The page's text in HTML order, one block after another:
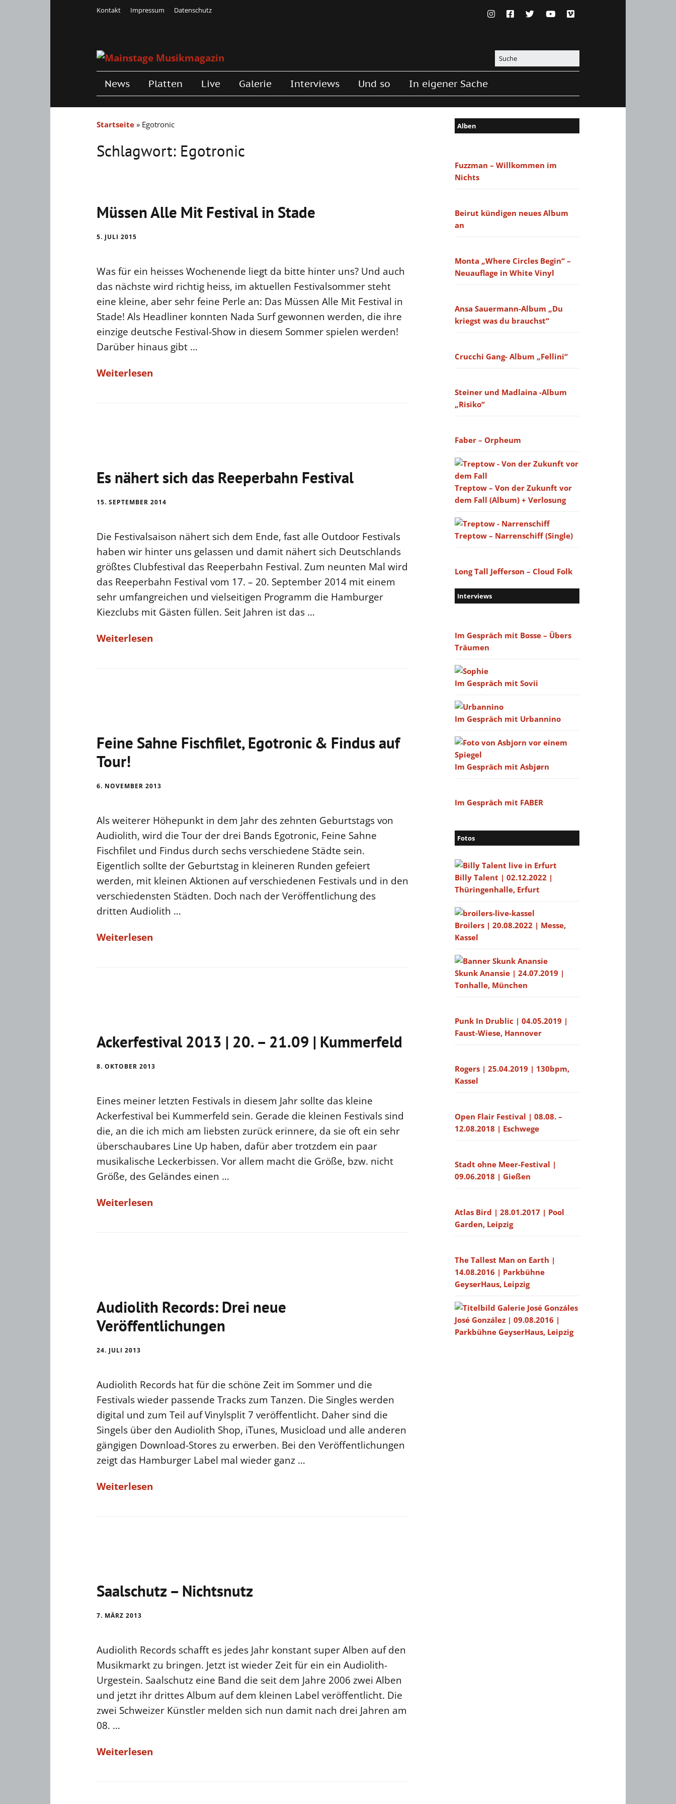
Kontakt Impressum Datenschutz
News Platten Live Galerie Interviews Und so In eigener Sache
Startseite » Egotronic
Schlagwort: Egotronic
Müssen Alle Mit Festival in Stade
5. JULI 2015
Was für ein heisses Wochenende liegt da bitte hinter uns? Und auch
das nächste wird richtig heiss, im aktuellen Festivalsommer steht
eine kleine, aber sehr feine Perle an: Das Müssen Alle Mit Festival in
Stade! Als Headliner konnten Nada Surf gewonnen werden, die ihre
einzige deutsche Festival-Show in diesem Sommer spielen werden!
Darüber hinaus gibt …
Weiterlesen
Es nähert sich das Reeperbahn Festival
15. SEPTEMBER 2014
Die Festivalsaison nähert sich dem Ende, fast alle Outdoor Festivals
haben wir hinter uns gelassen und damit nähert sich Deutschlands
größtes Clubfestival das Reeperbahn Festival. Zum neunten Mal wird
das Reeperbahn Festival vom 17. – 20. September 2014 mit einem
sehr umfangreichen und vielseitigen Programm die Hamburger
Kiezclubs mit Gästen füllen. Seit Jahren ist das …
Weiterlesen
Feine Sahne Fischfilet, Egotronic & Findus auf
Tour!
6. NOVEMBER 2013
Als weiterer Höhepunkt in dem Jahr des zehnten Geburtstags von
Audiolith, wird die Tour der drei Bands Egotronic, Feine Sahne
Fischfilet und Findus durch sechs verschiedene Städte sein.
Eigentlich sollte der Geburtstag in kleineren Runden gefeiert
werden, mit kleinen Aktionen auf verschiedenen Festivals und in den
verschiedensten Städten. Doch nach der Veröffentlichung des
dritten Audiolith …
Weiterlesen
Ackerfestival 2013 | 20. – 21.09 | Kummerfeld
8. OKTOBER 2013
Eines meiner letzten Festivals in diesem Jahr sollte das kleine
Ackerfestival bei Kummerfeld sein. Gerade die kleinen Festivals sind
die, an die ich mich am liebsten zurück erinnere, da sie oft ein sehr
überschaubares Line Up haben, dafür aber trotzdem ein paar
musikalische Leckerbissen. Vor allem macht die Größe, bzw. nicht
Größe, des Geländes einen …
Weiterlesen
Audiolith Records: Drei neue
Veröffentlichungen
24. JULI 2013
Audiolith Records hat für die schöne Zeit im Sommer und die
Festivals wieder passende Tracks zum Tanzen. Die Singles werden
digital und zum Teil auf Vinylsplit 7 veröffentlicht. Daher sind die
Singels über den Audiolith Shop, iTunes, Musicload und alle anderen
gängigen Download-Stores zu erwerben. Bei den Veröffentlichungen
zeigt das Hamburger Label mal wieder ganz …
Weiterlesen
Saalschutz – Nichtsnutz
7. MÄRZ 2013
Audiolith Records schafft es jedes Jahr konstant super Alben auf den
Musikmarkt zu bringen. Jetzt ist wieder Zeit für ein ein Audiolith-
Urgestein. Saalschutz eine Band die seit dem Jahre 2006 zwei Alben
und jetzt ihr drittes Album auf dem kleinen Label veröffentlicht. Die
zwei Schweizer Künstler melden sich nun damit nach drei Jahren am
08. …
Weiterlesen
Alben
Fuzzman – Willkommen im
Nichts
Beirut kündigen neues Album
an
Monta „Where Circles Begin“ –
Neuauflage in White Vinyl
Ansa Sauermann-Album „Du
kriegst was du brauchst“
Crucchi Gang- Album „Fellini“
Steiner und Madlaina -Album
„Risiko“
Faber – Orpheum
Treptow – Von der Zukunft vor
dem Fall (Album) + Verlosung
Treptow – Narrenschiff (Single)
Long Tall Jefferson – Cloud Folk
Interviews
Im Gespräch mit Bosse – Übers
Träumen
Im Gespräch mit Sovii
Im Gespräch mit Urbannino
Im Gespräch mit Asbjørn
Im Gespräch mit FABER
Fotos
Billy Talent | 02.12.2022 |
Thüringenhalle, Erfurt
Broilers | 20.08.2022 | Messe,
Kassel
Skunk Anansie | 24.07.2019 |
Tonhalle, München
Punk In Drublic | 04.05.2019 |
Faust-Wiese, Hannover
Rogers | 25.04.2019 | 130bpm,
Kassel
Open Flair Festival | 08.08. –
12.08.2018 | Eschwege
Stadt ohne Meer-Festival |
09.06.2018 | Gießen
Atlas Bird | 28.01.2017 | Pool
Garden, Leipzig
The Tallest Man on Earth |
14.08.2016 | Parkbühne
GeyserHaus, Leipzig
José González | 09.08.2016 |
Parkbühne GeyserHaus, Leipzig